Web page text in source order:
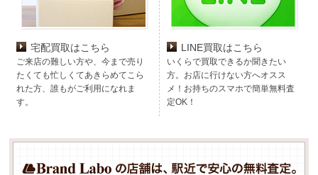
宅配買取はこちら
ご来店の難しい方や、今まで売り
たくても忙しくてあきらめてこら
れた方、誰もがご利用になれま
す。
LINE買取はこちら
いくらで買取できるか聞きたい
方。お店に行けない方へオスス
メ！お持ちのスマホで簡単無料査
定OK！